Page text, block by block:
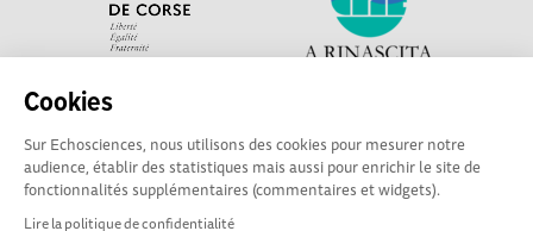
Cookies
Sur Echosciences, nous utilisons des cookies pour mesurer notre
audience, établir des statistiques mais aussi pour enrichir le site de
fonctionnalités supplémentaires (commentaires et widgets).
Lire la politique de confidentialité
Corse, le réseau social des acteurs de sciences et de
technologie du territoire. Contact : contact-csti@cpie-
centrecorse.fr